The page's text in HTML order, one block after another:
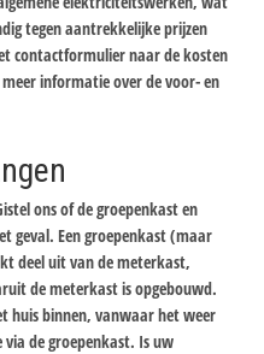
tegen aantrekkelijke prijzen
contactformulier naar de kosten
informatie over de voor- en
ons of de groepenkast en
geval. Een groepenkast (maar
deel uit van de meterkast,
de meterkast is opgebouwd.
huis binnen, vanwaar het weer
de groepenkast. Is uw